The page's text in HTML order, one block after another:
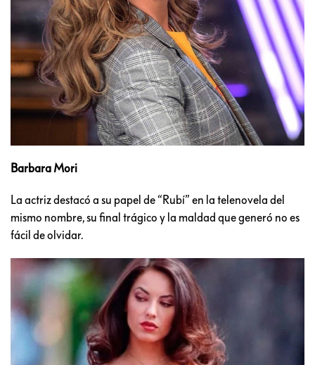
Barbara Mori
La actriz destacó a su papel de “Rubí” en la telenovela del
mismo nombre, su final trágico y la maldad que generó no es
fácil de olvidar.